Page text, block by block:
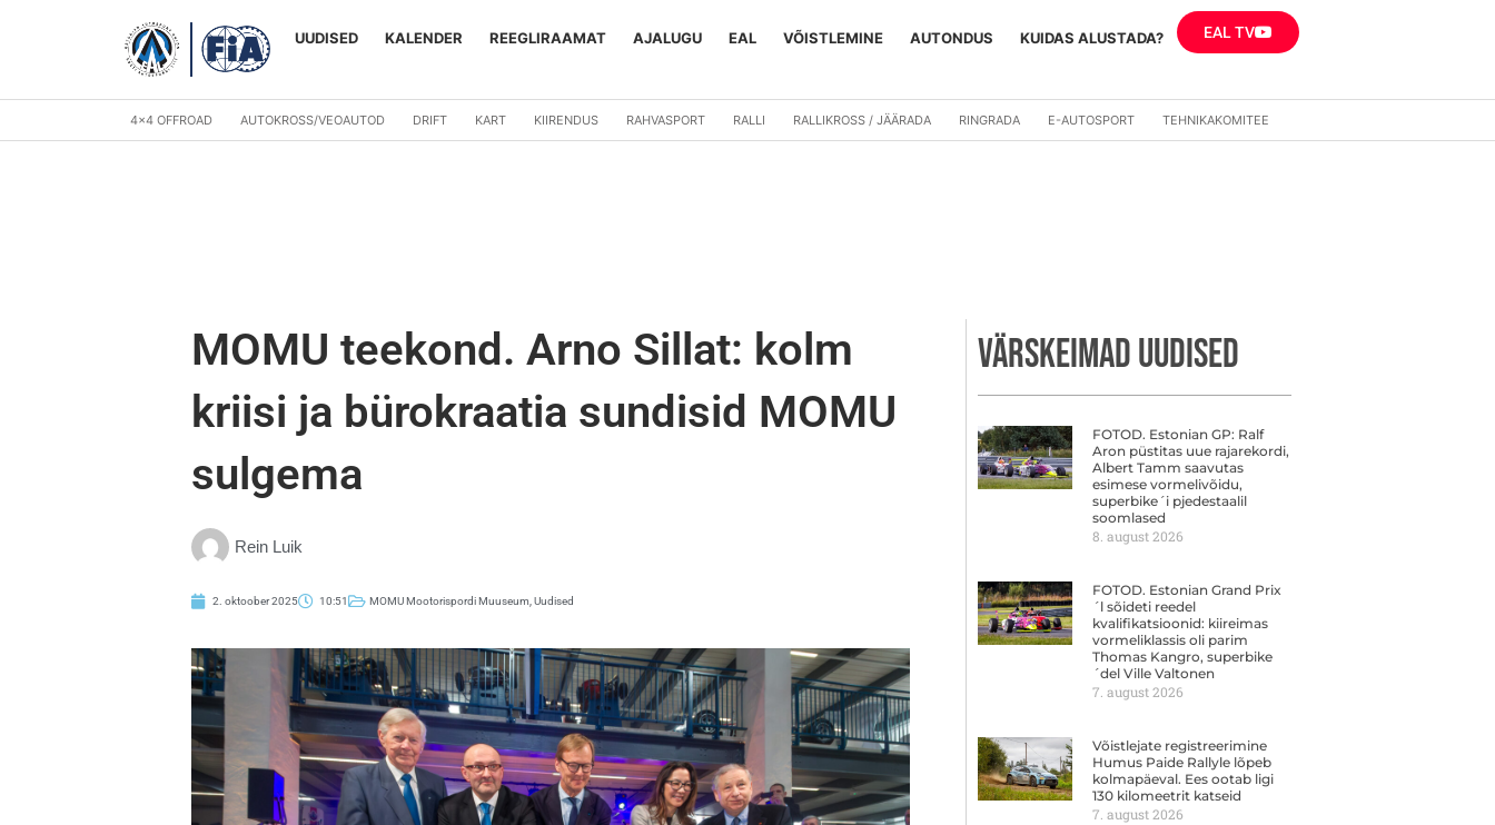
UUDISED KALENDER REEGLIRAAMAT AJALUGU EAL VÕISTLEMINE AUTONDUS KUIDAS ALUSTADA? EAL TV
4×4 OFFROAD AUTOKROSS/VEOAUTOD DRIFT KART KIIRENDUS RAHVASPORT RALLI RALLIKROSS / JÄÄRADA RINGRADA E-AUTOSPORT TEHNIKAKOMITEE
MOMU teekond. Arno Sillat: kolm
kriisi ja bürokraatia sundisid MOMU
sulgema
Rein Luik
2. oktoober 2025 10:51 MOMU Mootorispordi Muuseum,Uudised
VÄRSKEIMAD UUDISED
FOTOD. Estonian GP: Ralf
Aron püstitas uue rajarekordi,
Albert Tamm saavutas
esimese vormelivõidu,
superbike´i pjedestaalil
soomlased
8. august 2026
FOTOD. Estonian Grand Prix
´l sõideti reedel
kvalifikatsioonid: kiireimas
vormeliklassis oli parim
Thomas Kangro, superbike
´del Ville Valtonen
7. august 2026
Võistlejate registreerimine
Humus Paide Rallyle lõpeb
kolmapäeval. Ees ootab ligi
130 kilomeetrit katseid
7. august 2026